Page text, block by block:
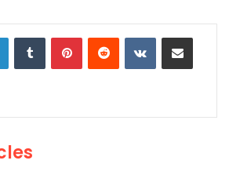
m
ai
o
p
n
ar
LinkedInTumblrPinterestReddit VKontakteShare via Email